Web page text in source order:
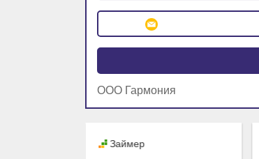
ООО Гармония
Займер